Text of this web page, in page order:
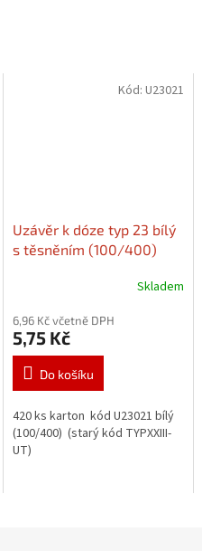
Uzávěr k dóze typ 23 bílý
s těsněním (100/400)
Skladem
6,96 Kč včetně DPH
5,75 Kč
Do košíku
420 ks karton kód U23021 bílý
(100/400) (starý kód TYPXXIII-
UT)
Kód: U23021